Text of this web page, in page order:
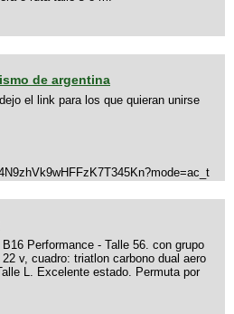
de argentina
el link para los que quieran unirse
B16 Performance - Talle 56. con grupo
v, cuadro: triatlon carbono dual aero
L. Excelente estado. Permuta por